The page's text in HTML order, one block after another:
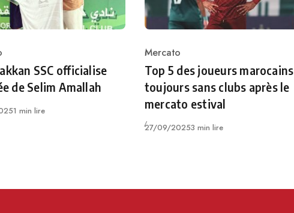
SSC officialise
de Selim Amallah
1 min lire
Category
Mercato
Top 5 des joueurs marocains
toujours sans clubs après le
mercato estival
Publié
27/09/20253 min lire